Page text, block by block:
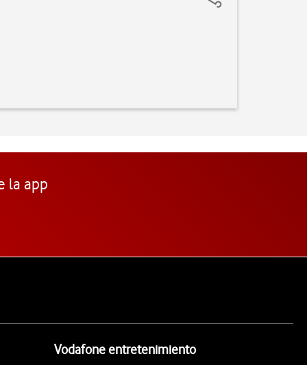
la app
Vodafone entretenimiento